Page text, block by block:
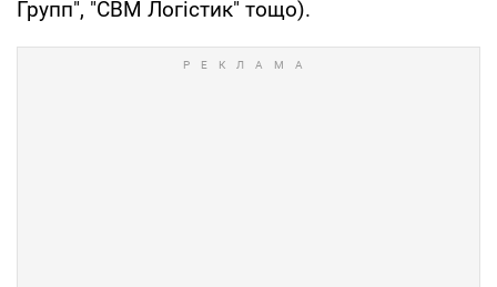
Групп", "СВМ Логістик" тощо).